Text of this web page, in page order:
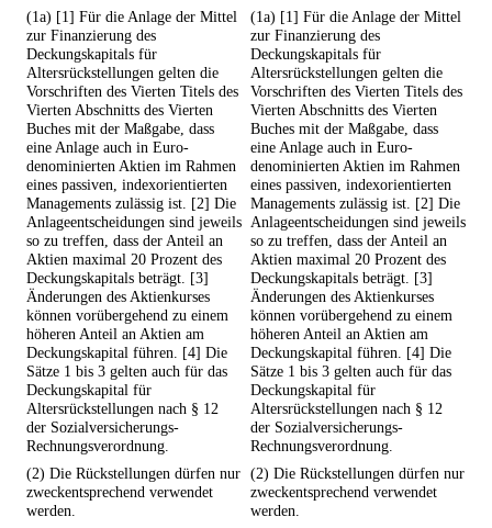
(1a) [1] Für die Anlage der Mittel
zur Finanzierung des
Deckungskapitals für
Altersrückstellungen gelten die
Vorschriften des Vierten Titels des
Vierten Abschnitts des Vierten
Buches mit der Maßgabe, dass
eine Anlage auch in Euro-
denominierten Aktien im Rahmen
eines passiven, indexorientierten
Managements zulässig ist. [2] Die
Anlageentscheidungen sind jeweils
so zu treffen, dass der Anteil an
Aktien maximal 20 Prozent des
Deckungskapitals beträgt. [3]
Änderungen des Aktienkurses
können vorübergehend zu einem
höheren Anteil an Aktien am
Deckungskapital führen. [4] Die
Sätze 1 bis 3 gelten auch für das
Deckungskapital für
Altersrückstellungen nach § 12
der Sozialversicherungs-
Rechnungsverordnung.
(1a) [1] Für die Anlage der Mittel
zur Finanzierung des
Deckungskapitals für
Altersrückstellungen gelten die
Vorschriften des Vierten Titels des
Vierten Abschnitts des Vierten
Buches mit der Maßgabe, dass
eine Anlage auch in Euro-
denominierten Aktien im Rahmen
eines passiven, indexorientierten
Managements zulässig ist. [2] Die
Anlageentscheidungen sind jeweils
so zu treffen, dass der Anteil an
Aktien maximal 20 Prozent des
Deckungskapitals beträgt. [3]
Änderungen des Aktienkurses
können vorübergehend zu einem
höheren Anteil an Aktien am
Deckungskapital führen. [4] Die
Sätze 1 bis 3 gelten auch für das
Deckungskapital für
Altersrückstellungen nach § 12
der Sozialversicherungs-
Rechnungsverordnung.
(2) Die Rückstellungen dürfen nur
zweckentsprechend verwendet
werden.
(2) Die Rückstellungen dürfen nur
zweckentsprechend verwendet
werden.